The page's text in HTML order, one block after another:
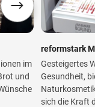
im
und
reformstark
Gesteigertes
Gesundheit,
sich die Kraft